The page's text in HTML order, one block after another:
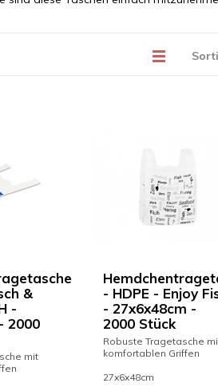
&
-
2000
mit
- HDPE - Enjoy
- 27x6x48cm -
2000 Stück
Robuste Tragetasche
komfortablen Griffen
27x6x48cm